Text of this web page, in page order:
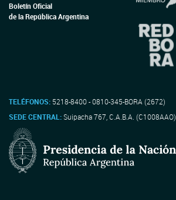
Boletín Oficial
de la República Argentina
TELÉFONOS: 5218-8400 - 0810-345-BORA (2672)
SEDE CENTRAL:Suipacha 767, C.A.B.A. (C1008AAO)